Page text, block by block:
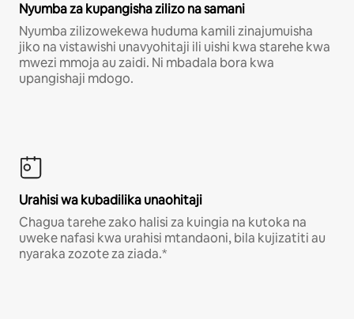
Nyumba za kupangisha zilizo na samani
Nyumba zilizowekewa huduma kamili zinajumuisha
jiko na vistawishi unavyohitaji ili uishi kwa starehe kwa
mwezi mmoja au zaidi. Ni mbadala bora kwa
upangishaji mdogo.
Urahisi wa kubadilika unaohitaji
Chagua tarehe zako halisi za kuingia na kutoka na
uweke nafasi kwa urahisi mtandaoni, bila kujizatiti au
nyaraka zozote za ziada.*